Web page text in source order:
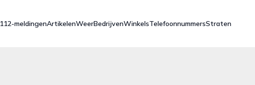
112-meldingenArtikelenWeerBedrijvenWinkelsTelefoonnummersStraten